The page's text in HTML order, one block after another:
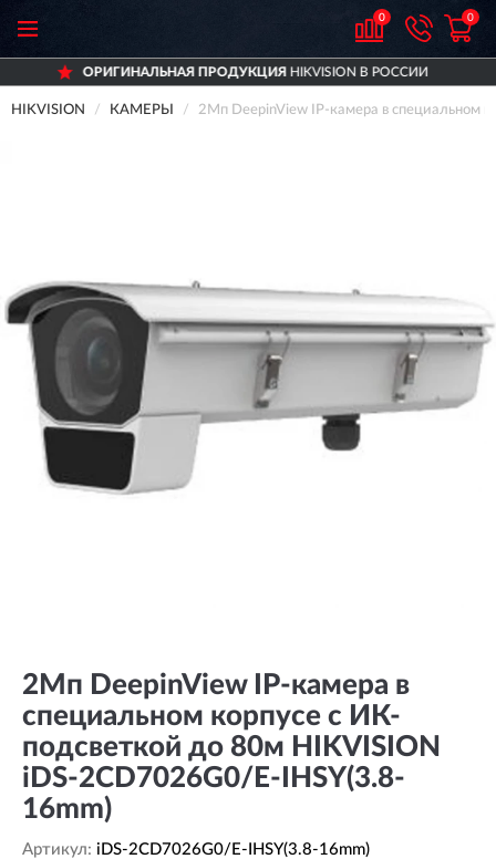
0 0
HIKVISION В РОССИИ ДОСТАВИМ
HIKVISION КАМЕРЫ 2Мп DeepinView IP-камера в специальном
2Мп DeepinView IP-камера в
специальном корпусе с ИК-
подсветкой до 80м HIKVISION
iDS-2CD7026G0/E-IHSY(3.8-
16mm)
Артикул: iDS-2CD7026G0/E-IHSY(3.8-16mm)